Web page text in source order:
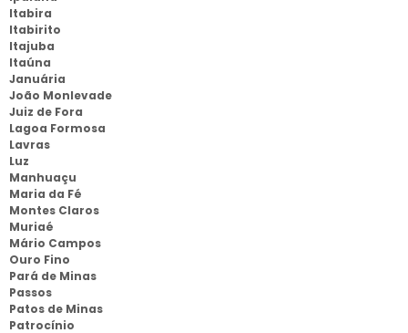
Itabira
Itabirito
Itajuba
Itaúna
Januária
João Monlevade
Juiz de Fora
Lagoa Formosa
Lavras
Luz
Manhuaçu
Maria da Fé
Montes Claros
Muriaé
Mário Campos
Ouro Fino
Pará de Minas
Passos
Patos de Minas
Patrocínio